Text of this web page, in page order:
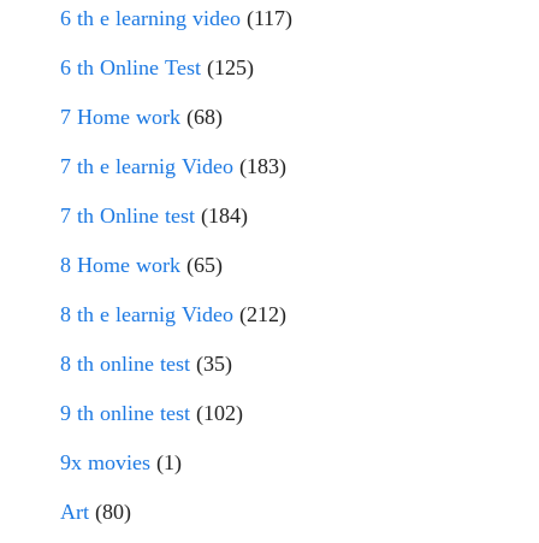
6 th e learning video (117)
6 th Online Test (125)
7 Home work (68)
7 th e learnig Video (183)
7 th Online test (184)
8 Home work (65)
8 th e learnig Video (212)
8 th online test (35)
9 th online test (102)
9x movies (1)
Art (80)